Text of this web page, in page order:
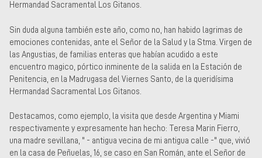
Hermandad Sacramental Los Gitanos.
Sin duda alguna también este año, como no, han habido lagrimas de
emociones contenidas, ante el Señor de la Salud y la Stma. Virgen de
las Angustias, de familias enteras que habían acudido a este
encuentro magico, pórtico inminente de la salida en la Estación de
Penitencia, en la Madrugasa del Viernes Santo, de la queridísima
Hermandad Sacramental Los Gitanos.
Destacamos, como ejemplo, la visita que desde Argentina y Miami
respectivamente y expresamente han hecho: Teresa Marin Fierro,
una madre sevillana, " - antigua vecina de mi antigua calle -" que, vivió
en la casa de Peñuelas, 16, se caso en San Román, ante el Señor de